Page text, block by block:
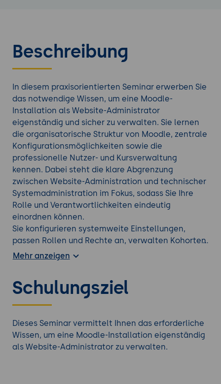
Beschreibung
In diesem praxisorientierten Seminar erwerben Sie
das notwendige Wissen, um eine Moodle-
Installation als Website-Administrator
eigenständig und sicher zu verwalten. Sie lernen
die organisatorische Struktur von Moodle, zentrale
Konfigurationsmöglichkeiten sowie die
professionelle Nutzer- und Kursverwaltung
kennen. Dabei steht die klare Abgrenzung
zwischen Website-Administration und technischer
Systemadministration im Fokus, sodass Sie Ihre
Rolle und Verantwortlichkeiten eindeutig
einordnen können.
Sie konfigurieren systemweite Einstellungen,
passen Rollen und Rechte an, verwalten Kohorten
und Einschreibemethoden und strukturieren
externe Tools wie LTI, BigBlueButton oder MS
Teams integrieren sowie Datenschutz- und
Seminar ist als intensiver Praxis-Workshop
konzipiert und richtet sich an angehende oder
bestehende Moodle-Website-Administratoren mit
Mehr anzeigen
Schulungsziel
Dieses Seminar vermittelt Ihnen das erforderliche
Wissen, um eine Moodle-Installation eigenständig
als Website-Administrator zu verwalten.